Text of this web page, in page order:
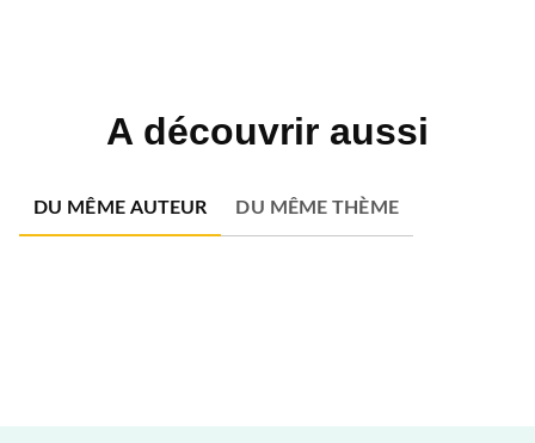
A découvrir aussi
DU MÊME AUTEUR DU MÊME THÈME